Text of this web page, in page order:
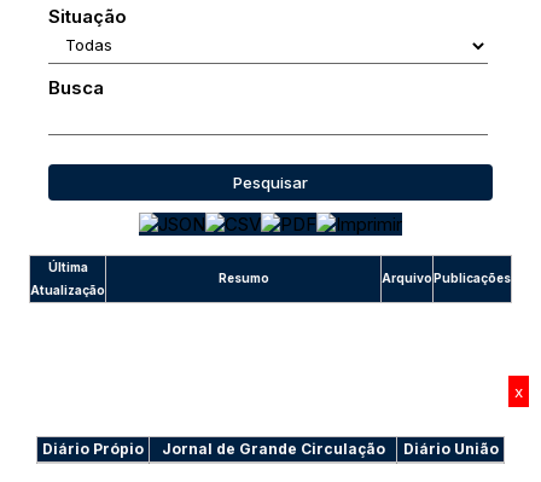
Situação
Busca
Pesquisar
Última
Atualização
Resumo ArquivoPublicações
x
Diário Própio Jornal de Grande Circulação Diário União